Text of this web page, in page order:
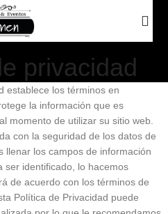
compra. Código: 15BLUMEN
privacidad
establece los términos en
la información que es
momento de utilizar su sitio web.
con la seguridad de los datos de
llenar los campos de información
ser identificado, lo hacemos
de acuerdo con los términos de
Política de Privacidad puede